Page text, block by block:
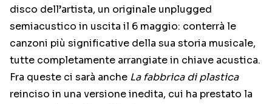
disco dell’artista, un originale unplugged
semiacustico in uscita il 6 maggio: conterrà le
canzoni più significative della sua storia musicale,
tutte completamente arrangiate in chiave acustica.
Fra queste ci sarà anche La fabbrica di plastica
reinciso in una versione inedita, cui ha prestato la